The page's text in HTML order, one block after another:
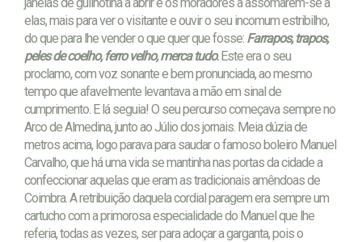
elas, mais para ver o visitante e ouvir o seu incomum estribilho,
do que para lhe vender o que quer que fosse: Farrapos, trapos,
peles de coelho, ferro velho, merca tudo.Este era o seu
proclamo, com voz sonante e bem pronunciada, ao mesmo
tempo que afavelmente levantava a mão em sinal de
cumprimento. E lá seguia! O seu percurso começava sempre no
Arco de Almedina, junto ao Júlio dos jornais. Meia dúzia de
metros acima, logo parava para saudar o famoso boleiro Manuel
Carvalho, que há uma vida se mantinha nas portas da cidade a
confeccionar aquelas que eram as tradicionais amêndoas de
Coimbra. A retribuição daquela cordial paragem era sempre um
cartucho com a primorosa especialidade do Manuel que lhe
referia, todas as vezes, ser para adoçar a garganta, pois o